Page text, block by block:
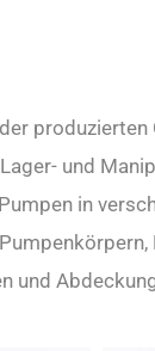
und
in
und